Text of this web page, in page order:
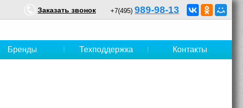
+7(495) 989-98-13
Заказать звонок
Бренды Техподдержка Контакты